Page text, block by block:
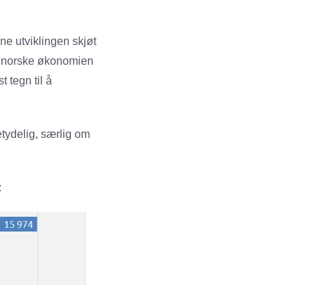
utviklingen skjøt
økonomien
tegn til å
særlig om